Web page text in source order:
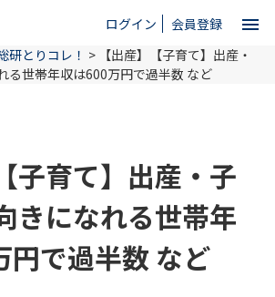
ログイン 会員登録 menu
研とりコレ！ > 【出産】【子育て】出産・
る世帯年収は600万円で過半数 など
子育て】出産・子
きになれる世帯年
で過半数 など